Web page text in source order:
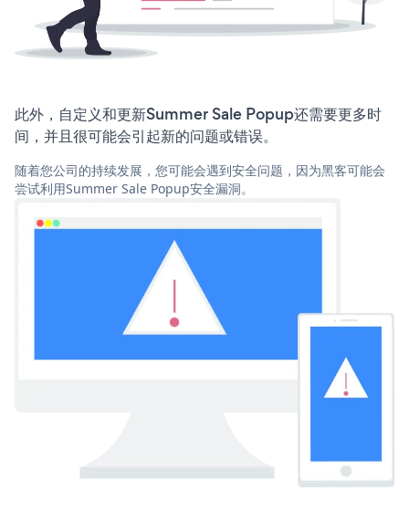
此外，自定义和更新Summer Sale Popup还需要更多时
间，并且很可能会引起新的问题或错误。
随着您公司的持续发展，您可能会遇到安全问题，因为黑客可能会
尝试利用Summer Sale Popup安全漏洞。